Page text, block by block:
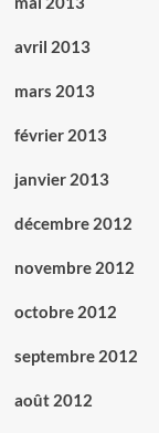
avril 2013
mars 2013
février 2013
janvier 2013
décembre 2012
novembre 2012
octobre 2012
septembre 2012
août 2012